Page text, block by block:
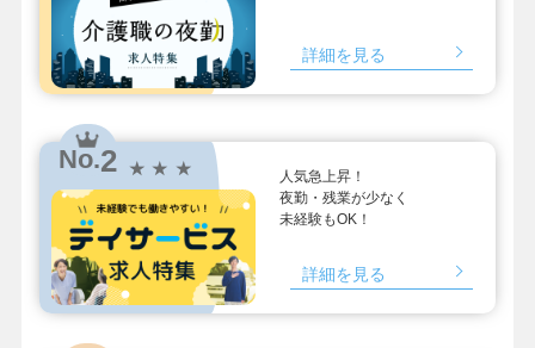
詳細を見る
No.2 ★ ★ ★
人気急上昇！
夜勤・残業が少なく
未経験もOK！
詳細を見る